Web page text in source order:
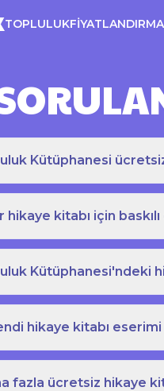
TOPLULUKFIYATLANDIRMA
Kütüphanesi
kitabı için
Kütüphanesi'ndeki
hikaye kitabı
fazla ücretsiz hikaye